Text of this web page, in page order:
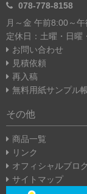
078-778-8158
月～金 午前8:00～
定休日：土曜・日曜
お問い合わせ
見積依頼
再入稿
無料用紙サンプル
その他
商品一覧
リンク
オフィシャルブロ
サイトマップ